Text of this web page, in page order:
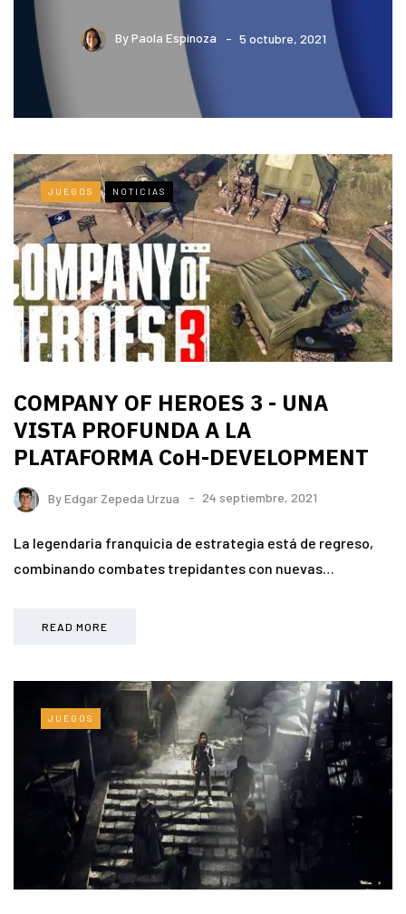
ByPaola Espinoza 5 octubre, 2021
JUEGOS NOTICIAS
COMPANY OF HEROES 3 - UNA
VISTA PROFUNDA A LA
PLATAFORMA CoH-DEVELOPMENT
ByEdgar Zepeda Urzua 24 septiembre, 2021
La legendaria franquicia de estrategia está de regreso,
combinando combates trepidantes con nuevas…
READ MORE
JUEGOS